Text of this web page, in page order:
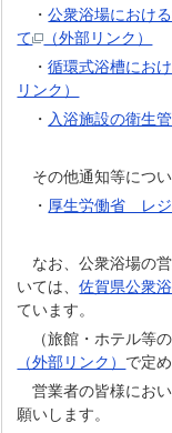
・公衆浴場におけ
て
（外部リンク）
・循環式浴槽にお
リンク）
・ 入浴施設の衛生
その他通知等につ
・ 厚生労働省 レ
なお、公衆浴場の
いては、佐賀県公衆
ています。
（旅館・ホテル等
（外部リンク） で定
営業者の皆様にお
願いします。